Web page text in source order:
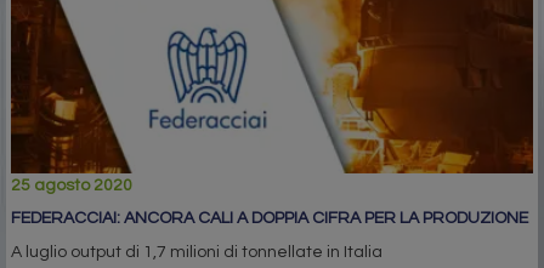
25 agosto 2020
FEDERACCIAI: ANCORA CALI A DOPPIA CIFRA PER LA PRODUZIONE
A luglio output di 1,7 milioni di tonnellate in Italia